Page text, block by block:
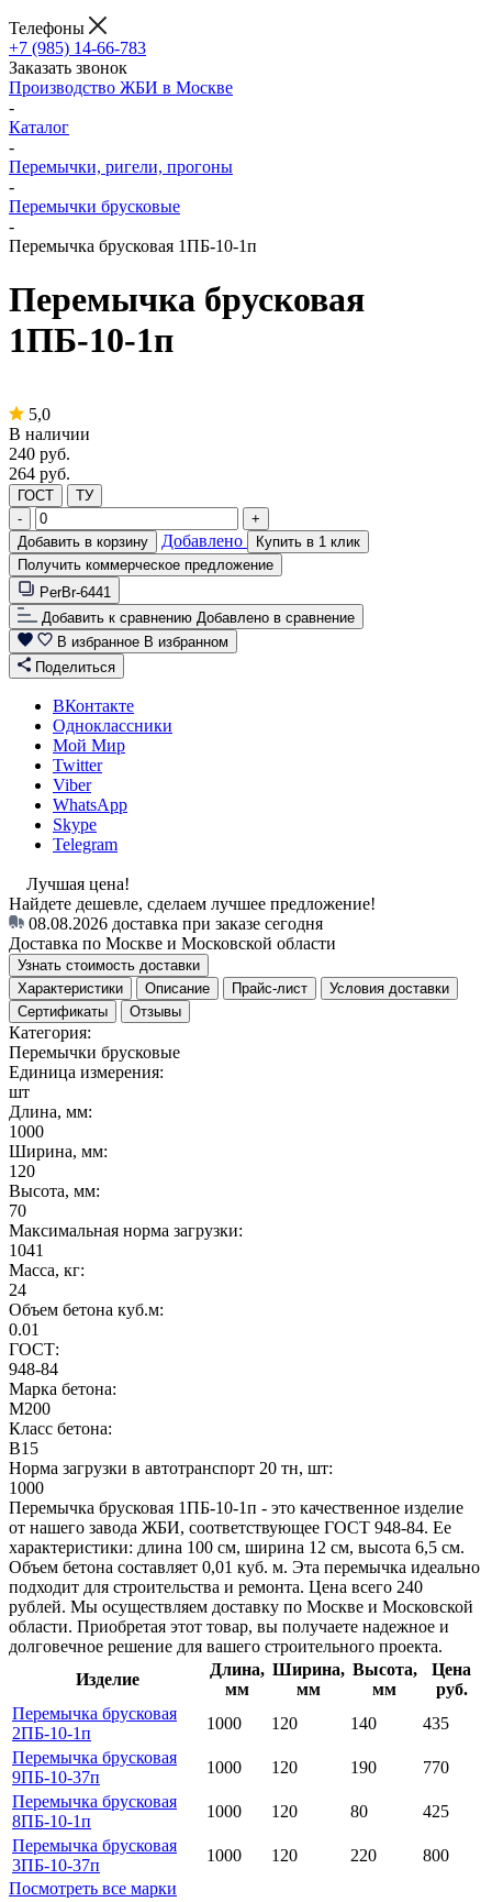
Телефоны
+7 (985) 14-66-783
Заказать звонок
Производство ЖБИ в Москве
-
Каталог
-
Перемычки, ригели, прогоны
-
Перемычки брусковые
-
Перемычка брусковая 1ПБ-10-1п
Перемычка брусковая
1ПБ-10-1п
5,0
В наличии
240 руб.
264 руб.
ГОСТ
ТУ
-
+
Добавить в корзину
Добавлено
Купить в 1 клик
Получить коммерческое предложение
PerBr-6441
Добавить к сравнению Добавлено в сравнение
В избранное В избранном
Поделиться
ВКонтакте
Одноклассники
Мой Мир
Twitter
Viber
WhatsApp
Skype
Telegram
Лучшая цена!
Найдете дешевле, сделаем лучшее предложение!
08.08.2026 доставка при заказе сегодня
Доставка по Москве и Московской области
Узнать стоимость доставки
Характеристики
Описание Прайс-лист
Условия доставки
Сертификаты
Отзывы
Категория:
Перемычки брусковые
Единица измерения:
шт
Длина, мм:
1000
Ширина, мм:
120
Высота, мм:
70
Максимальная норма загрузки:
1041
Масса, кг:
24
Объем бетона куб.м:
0.01
ГОСТ:
948-84
Марка бетона:
М200
Класс бетона:
В15
Норма загрузки в автотранспорт 20 тн, шт:
1000
Перемычка брусковая 1ПБ-10-1п - это качественное изделие
от нашего завода ЖБИ, соответствующее ГОСТ 948-84. Ее
характеристики: длина 100 см, ширина 12 см, высота 6,5 см.
Объем бетона составляет 0,01 куб. м. Эта перемычка идеально
подходит для строительства и ремонта. Цена всего 240
рублей. Мы осуществляем доставку по Москве и Московской
области. Приобретая этот товар, вы получаете надежное и
долговечное решение для вашего строительного проекта.
Изделие
Длина,
мм
Ширина,
мм
Высота,
мм
Цена
руб.
Перемычка брусковая
2ПБ-10-1п
1000 120 140
435
Перемычка брусковая
9ПБ-10-37п
1000 120 190
770
Перемычка брусковая
8ПБ-10-1п
1000 120 80
425
Перемычка брусковая
3ПБ-10-37п
1000 120 220
800
Посмотреть все марки